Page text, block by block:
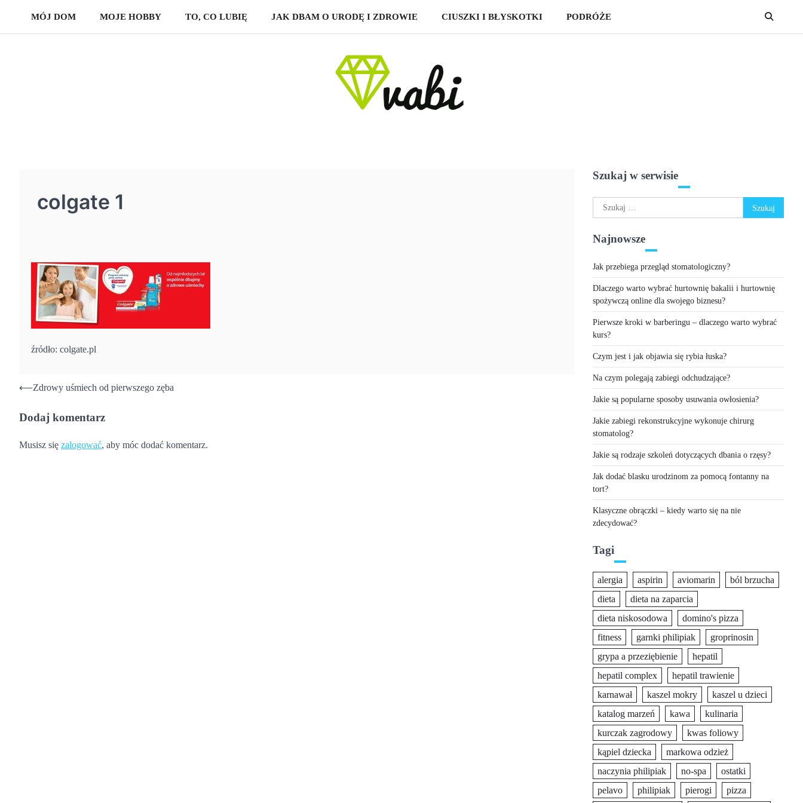
content
MÓJ DOM MOJE HOBBY TO, CO LUBIĘ JAK DBAM O URODĘ I ZDROWIE CIUSZKI I BŁYSKOTKI PODRÓŻE
colgate 1
źródło: colgate.pl
Nawigacja
⟵Zdrowy uśmiech od pierwszego zęba
Dodaj komentarz
Musisz się zalogować, aby móc dodać komentarz.
Szukaj w serwisie
Szukaj:
Najnowsze
Jak przebiega przegląd stomatologiczny?
Dlaczego warto wybrać hurtownię bakalii i hurtownię
spożywczą online dla swojego biznesu?
Pierwsze kroki w barberingu – dlaczego warto wybrać
kurs?
Czym jest i jak objawia się rybia łuska?
Na czym polegają zabiegi odchudzające?
Jakie są popularne sposoby usuwania owłosienia?
Jakie zabiegi rekonstrukcyjne wykonuje chirurg
stomatolog?
Jakie są rodzaje szkoleń dotyczących dbania o rzęsy?
Jak dodać blasku urodzinom za pomocą fontanny na
tort?
Klasyczne obrączki – kiedy warto się na nie
zdecydować?
Tagi
alergia aspirin aviomarin
ból brzucha
dieta
dieta na zaparcia
dieta niskosodowa
domino's pizza
fitness
garnki philipiak
groprinosin
grypa a przeziębienie
hepatil
hepatil complex
hepatil trawienie
karnawał
kaszel mokry
kaszel u dzieci
katalog marzeń
kawa
kulinaria
kurczak zagrodowy
kwas foliowy
kąpiel dziecka
markowa odzież
naczynia philipiak
no-spa
ostatki
pelavo
philipiak pierogi pizza